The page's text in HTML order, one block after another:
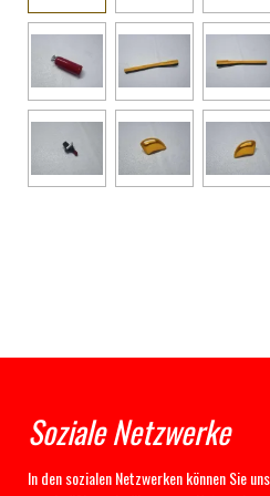
Soziale Netzwerke
In den sozialen Netzwerken können Sie